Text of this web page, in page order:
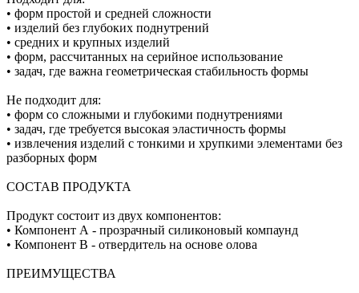
• форм простой и средней сложности
• изделий без глубоких поднутрений
• средних и крупных изделий
• форм, рассчитанных на серийное использование
• задач, где важна геометрическая стабильность формы
Не подходит для:
• форм со сложными и глубокими поднутрениями
• задач, где требуется высокая эластичность формы
• извлечения изделий с тонкими и хрупкими элементами без
разборных форм
СОСТАВ ПРОДУКТА
Продукт состоит из двух компонентов:
• Компонент А - прозрачный силиконовый компаунд
• Компонент В - отвердитель на основе олова
ПРЕИМУЩЕСТВА